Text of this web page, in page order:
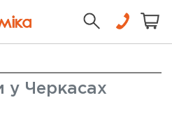
у Черкасах